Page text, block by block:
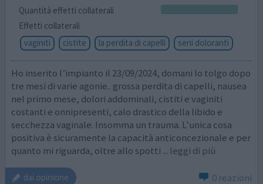
Quantità effetti collaterali
Effetti collaterali
vaginiti
cistite la perdita di capelli seni doloranti
Ho inserito l’impianto il 23/09/2024, domani lo tolgo dopo
tre mesi di varie agonie.. grossa perdita di capelli, nausea
nel primo mese, dolori addominali, cistiti e vaginiti
costanti e onnipresenti, calo drastico della libido e
secchezza vaginale. Insomma un trauma. L’unica cosa
positiva è sicuramente la capacità anticoncezionale e per
quanto mi riguarda, oltre allo spotti ... leggi di più
dai opinione 0 reazioni